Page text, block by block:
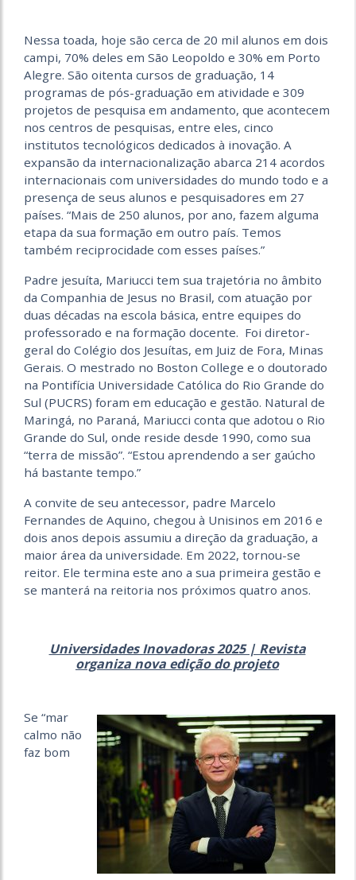
Nessa toada, hoje são cerca de 20 mil alunos em dois
campi, 70% deles em São Leopoldo e 30% em Porto
Alegre. São oitenta cursos de graduação, 14
programas de pós-graduação em atividade e 309
projetos de pesquisa em andamento, que acontecem
nos centros de pesquisas, entre eles, cinco
institutos tecnológicos dedicados à inovação. A
expansão da internacionalização abarca 214 acordos
internacionais com universidades do mundo todo e a
presença de seus alunos e pesquisadores em 27
países. “Mais de 250 alunos, por ano, fazem alguma
etapa da sua formação em outro país. Temos
também reciprocidade com esses países.”
Padre jesuíta, Mariucci tem sua trajetória no âmbito
da Companhia de Jesus no Brasil, com atuação por
duas décadas na escola básica, entre equipes do
professorado e na formação docente. Foi diretor-
geral do Colégio dos Jesuítas, em Juiz de Fora, Minas
Gerais. O mestrado no Boston College e o doutorado
na Pontifícia Universidade Católica do Rio Grande do
Sul (PUCRS) foram em educação e gestão. Natural de
Maringá, no Paraná, Mariucci conta que adotou o Rio
Grande do Sul, onde reside desde 1990, como sua
“terra de missão”. “Estou aprendendo a ser gaúcho
há bastante tempo.”
A convite de seu antecessor, padre Marcelo
Fernandes de Aquino, chegou à Unisinos em 2016 e
dois anos depois assumiu a direção da graduação, a
maior área da universidade. Em 2022, tornou-se
reitor. Ele termina este ano a sua primeira gestão e
se manterá na reitoria nos próximos quatro anos.
Universidades Inovadoras 2025 | Revista
organiza nova edição do projeto
Se “mar
calmo não
faz bom